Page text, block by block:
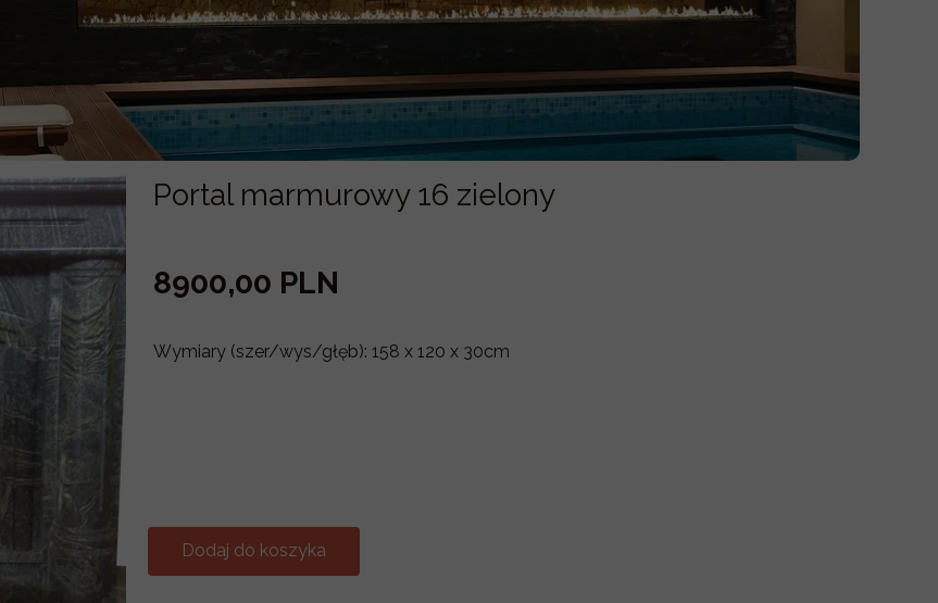
Dodaj do koszyka
Wymiary (szer/wys/głęb): 158 x 120 x 30cm
8900,00 PLN
Portal marmurowy 16 zielony